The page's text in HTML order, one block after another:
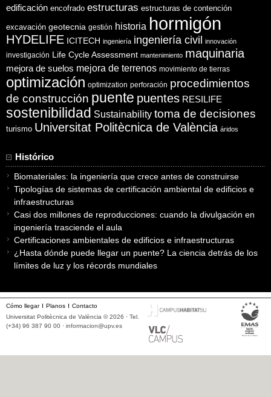
edificación encofrado estructuras estructuras de contención
excavación geotecnia gestión historia hormigón
HYDELIFE ICITECH ingeniería ingeniería civil innovación
investigación Life Cycle Assessment mantenimiento maquinaria
mejora de suelos mejora de terrenos movimiento de tierras
optimización optimization perforación procedimientos
de construcción puente puentes RESILIFE
sostenibilidad Sustainability toma de decisiones
turismo Universitat Politècnica de València áridos
Histórico
Biomateriales: la ingeniería que crece antes de construirse
Tipologías de sistemas de certificación ambiental de edificios e
infraestructuras
Casi dos millones de reproducciones: cuando la divulgación en
ingeniería trasciende el aula
Certificaciones ambientales de edificios e infraestructuras
¿Hasta dónde puede llegar un puente? La ciencia detrás de los
límites de luz y los récords mundiales
Cómo llegar Planos
Contacto
Universitat Politècnica de València © 2026 · Tel.
(+34) 96 387 90 00 · informacion@upv.es